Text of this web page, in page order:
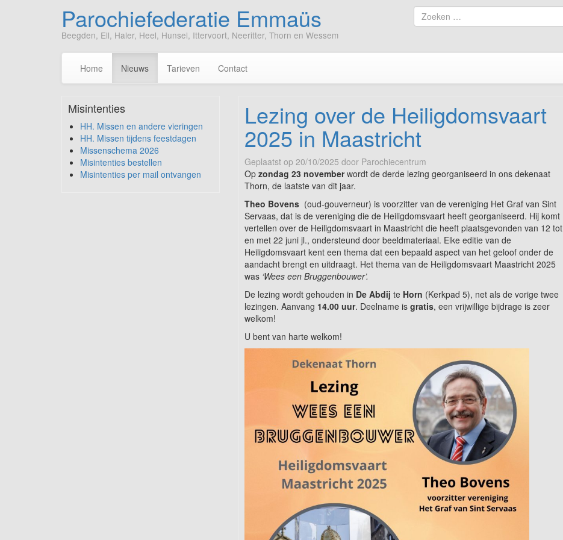
Parochiefederatie Emmaüs
Beegden, Ell, Haler, Heel, Hunsel, Ittervoort, Neeritter, Thorn en Wessem
Ga
naar
Zoek
naar
Home Nieuws Tarieven Contact
Misintenties
HH. Missen en andere vieringen
HH. Missen tijdens feestdagen
Missenschema 2026
Misintenties bestellen
Misintenties per mail ontvangen
Lezing over de Heiligdomsvaart
2025 in Maastricht
Geplaatst op 20/10/2025 door Parochiecentrum
Op zondag 23 novemberwordt de derde lezing georganiseerd in ons dekenaat
Thorn, de laatste van dit jaar.
Theo Bovens(oud-gouverneur) is voorzitter van de vereniging Het Graf van Sint
Servaas, dat is de vereniging die de Heiligdomsvaart heeft georganiseerd. Hij komt
vertellen over de Heiligdomsvaart in Maastricht die heeft plaatsgevonden van 12 tot
en met 22 juni jl., ondersteund door beeldmateriaal. Elke editie van de
Heiligdomsvaart kent een thema dat een bepaald aspect van het geloof onder de
aandacht brengt en uitdraagt. Het thema van de Heiligdomsvaart Maastricht 2025
was ‘Wees een Bruggenbouwer’.
De lezing wordt gehouden in De Abdij te Horn (Kerkpad 5), net als de vorige twee
lezingen. Aanvang 14.00 uur. Deelname is gratis, een vrijwillige bijdrage is zeer
welkom!
U bent van harte welkom!